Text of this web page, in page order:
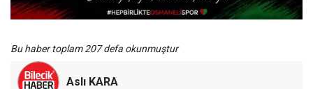
Bu haber toplam 207 defa okunmuştur
Aslı KARA